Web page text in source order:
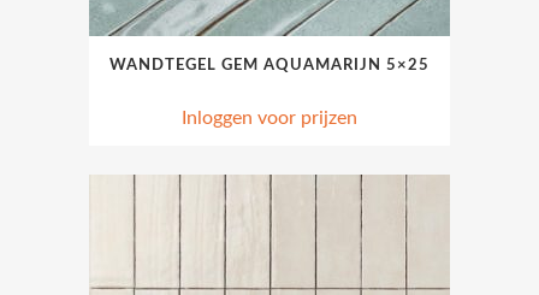
WANDTEGEL GEM AQUAMARIJN 5×25
Inloggen voor prijzen